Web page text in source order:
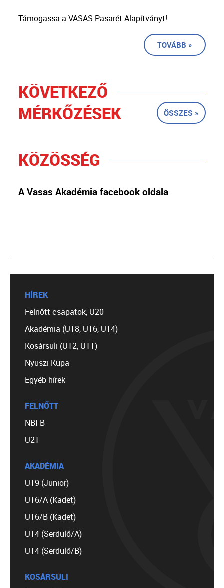
Támogassa a VASAS-Pasarét Alapítványt!
TOVÁBB »
KÖVETKEZŐ
MÉRKŐZÉSEK
ÖSSZES »
KÖZÖSSÉG
A Vasas Akadémia facebook oldala
HÍREK
Felnőtt csapatok, U20
Akadémia (U18, U16, U14)
Kosársuli (U12, U11)
Nyuszi Kupa
Egyéb hírek
FELNŐTT
NBI B
U21
AKADÉMIA
U19 (Junior)
U16/A (Kadet)
U16/B (Kadet)
U14 (Serdülő/A)
U14 (Serdülő/B)
KOSÁRSULI